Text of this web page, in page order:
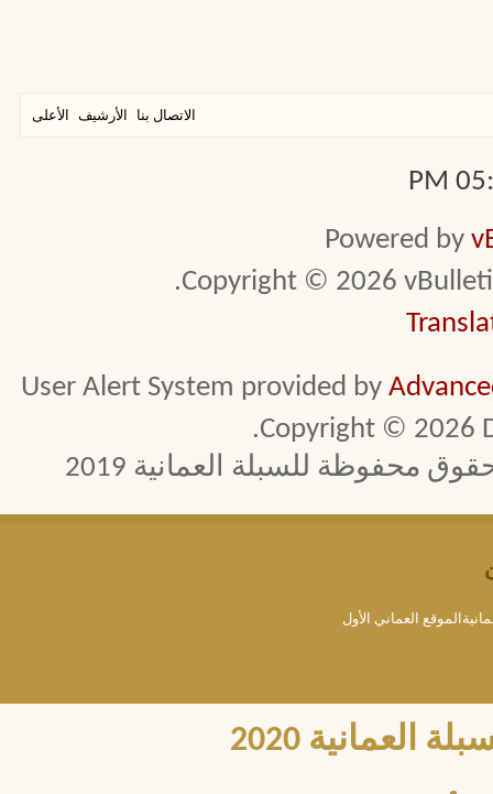
الاتصال بنا الأرشيف الأعلى
Powered by
Copyright © 2026
User Alert System provided by
Copyright © 2026
محفوظة للسبلة العمانية 2019
العماني الأول
2020